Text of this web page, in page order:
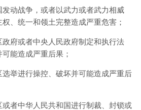
发动战争，或者以武力或者武力相威
、统一和领土完整造成严重危害；
政府或者中央人民政府制定和执行法
能造成严重后果；
选举进行操控、破坏并可能造成严重后
或者中华人民共和国进行制裁、封锁或